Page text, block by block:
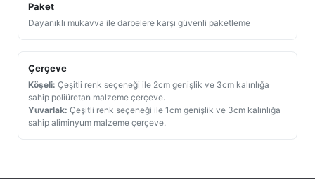
Paket
Dayanıklı mukavva ile darbelere karşı güvenli paketleme
Çerçeve
Köşeli: Çeşitli renk seçeneği ile 2cm genişlik ve 3cm kalınlığa
sahip poliüretan malzeme çerçeve.
Yuvarlak: Çeşitli renk seçeneği ile 1cm genişlik ve 3cm kalınlığa
sahip aliminyum malzeme çerçeve.